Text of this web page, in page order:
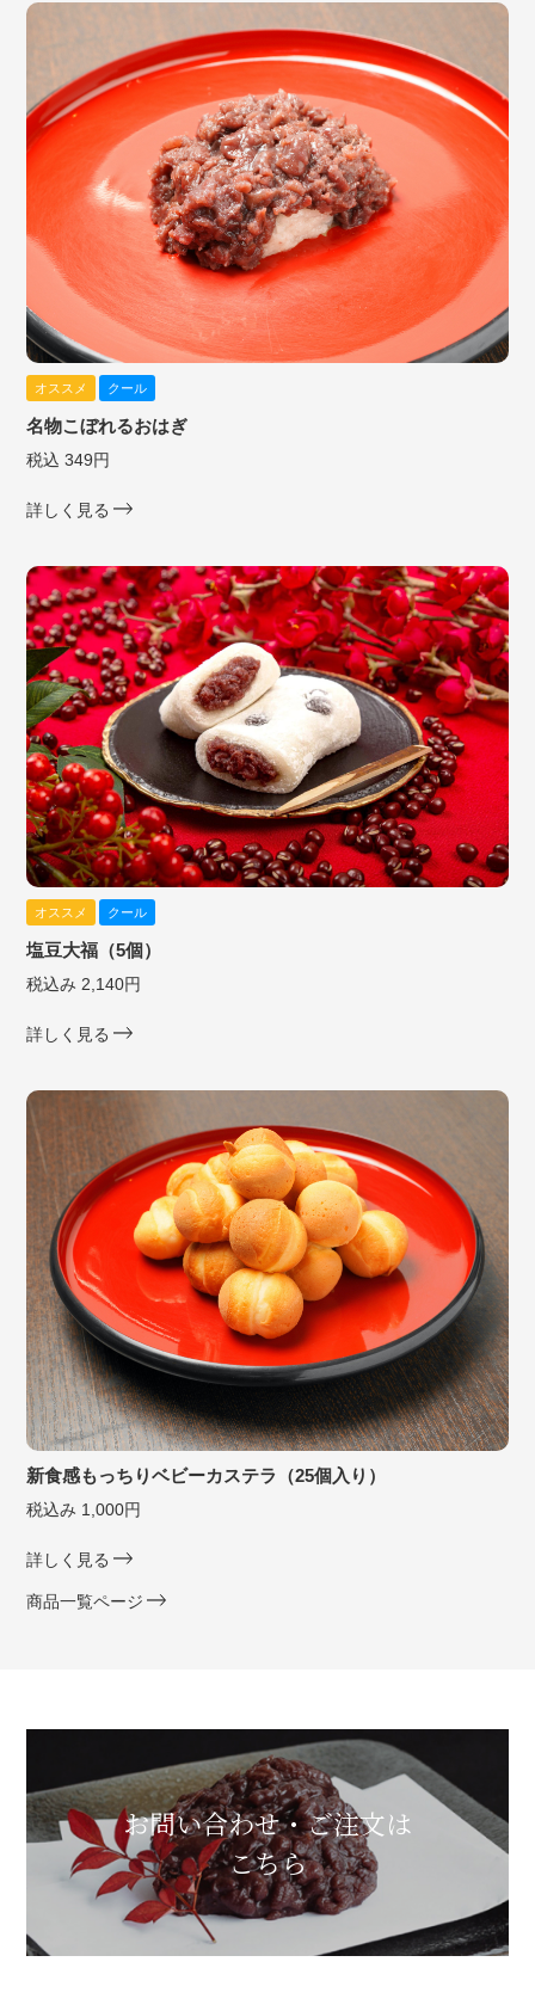
オススメ クール
名物こぼれるおはぎ
税込 349円
詳しく見る
オススメ クール
塩豆大福（5個）
税込み 2,140円
詳しく見る
新食感もっちりベビーカステラ（25個入り）
税込み 1,000円
詳しく見る
商品一覧ページ
お問い合わせ・ご注文は
こちら